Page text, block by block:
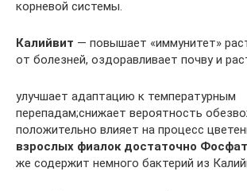
корневой системы.
Калийвит — повышает «иммунитет»
от болезней, оздоравливает почву и
улучшает адаптацию к температурным
перепадам;снижает вероятность
положительно влияет на процесс
взрослых фиалок достаточно
же содержит немного бактерий из